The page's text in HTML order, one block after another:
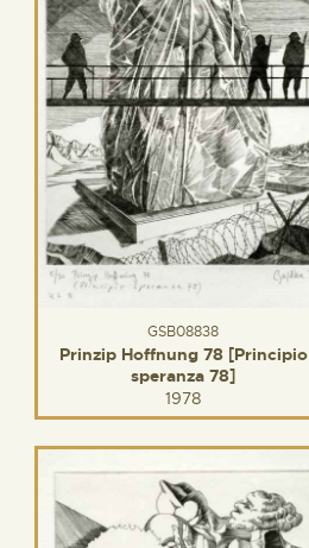
GSB08838
Prinzip Hoffnung 78 [Principio
speranza 78]
1978